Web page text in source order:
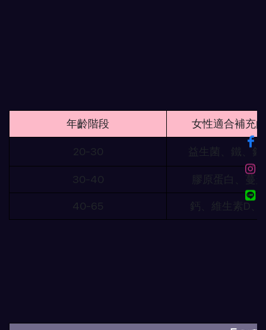
年齡階段 女性適合補充
20-30 益生菌、鐵、鈣
30-40 膠原蛋白、蔓
40-65 鈣、維生素D、